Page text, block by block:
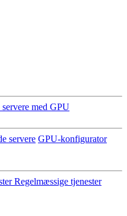
med GPU
servere GPU-konfigurator
Regelmæssige tjenester